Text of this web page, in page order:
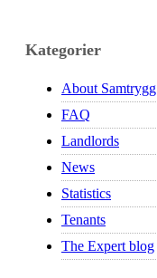
Kategorier
About Samtrygg
FAQ
Landlords
News
Statistics
Tenants
The Expert blog